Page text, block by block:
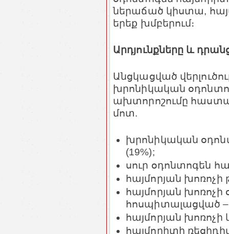
ներաճած կիստա,
երեք խմբերում։
Արդյունքները և
Անցկացված
խրոնիկական
ախտորոշումը
մոտ.
խրոնիկական
(19%);
սուր օդոնտոգեն
հայմորյան
հայմորյան
հոսպիտալացված –
հայմորյան խոռոչի
հայմորիտի